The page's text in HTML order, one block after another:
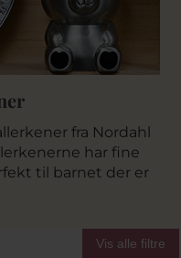
fra Nordahl
har fine
til barnet der er
og skal på
Vis alle filtre